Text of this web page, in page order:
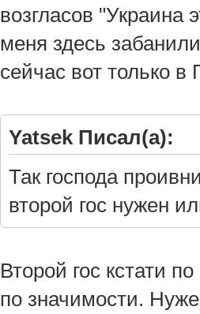
возгласов "Украина
меня здесь
сейчас вот только
Yatsek Писал(а):
Так господа
второй гос нужен
Второй гос кстати
по значимости.